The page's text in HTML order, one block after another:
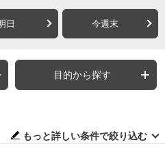
日 今週末
目的から探す
もっと詳しい条件で絞り込む